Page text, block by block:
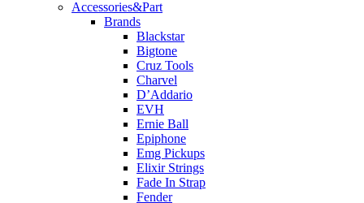
Accessories&Part
Brands
Blackstar
Bigtone
Cruz Tools
Charvel
D’Addario
EVH
Ernie Ball
Epiphone
Emg Pickups
Elixir Strings
Fade In Strap
Fender